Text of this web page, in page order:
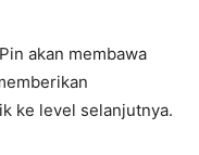
akan membawa
ke level selanjutnya.